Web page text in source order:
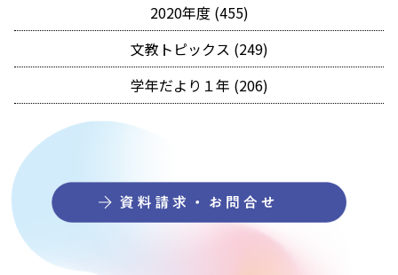
2020年度 (455)
文教トピックス (249)
学年だより１年 (206)